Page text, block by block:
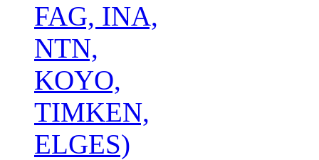
FAG, INA,
NTN,
KOYO,
TIMKEN,
ELGES)